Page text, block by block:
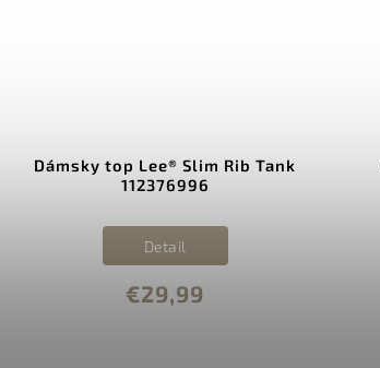
Dámsky top Lee® Slim Rib Tank
112376996
€29,99
Detail